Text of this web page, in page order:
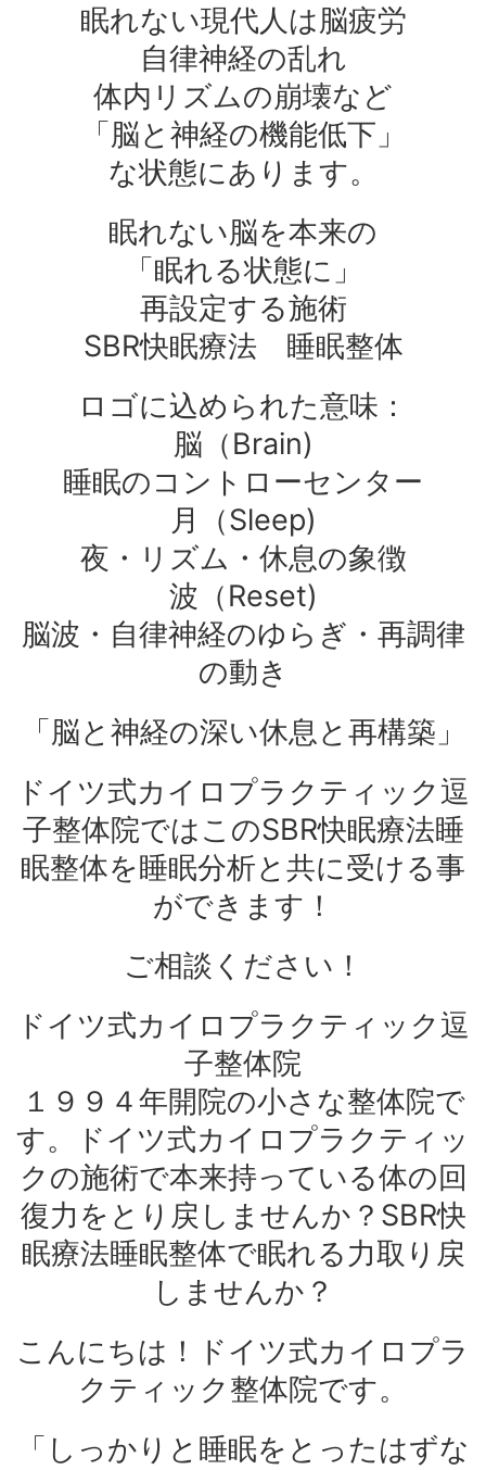
眠れない現代人は脳疲労
自律神経の乱れ
体内リズムの崩壊など
「脳と神経の機能低下」
な状態にあります。
眠れない脳を本来の
「眠れる状態に」
再設定する施術
SBR快眠療法 睡眠整体
ロゴに込められた意味：
脳（Brain)
睡眠のコントローセンター
月（Sleep)
夜・リズム・休息の象徴
波（Reset)
脳波・自律神経のゆらぎ・再調律
の動き
「脳と神経の深い休息と再構築」
ドイツ式カイロプラクティック逗
子整体院ではこのSBR快眠療法睡
眠整体を睡眠分析と共に受ける事
ができます！
ご相談ください！
ドイツ式カイロプラクティック逗
子整体院
１９９４年開院の小さな整体院で
す。ドイツ式カイロプラクティッ
クの施術で本来持っている体の回
復力をとり戻しませんか？SBR快
眠療法睡眠整体で眠れる力取り戻
しませんか？
こんにちは！ドイツ式カイロプラ
クティック整体院です。
「しっかりと睡眠をとったはずな